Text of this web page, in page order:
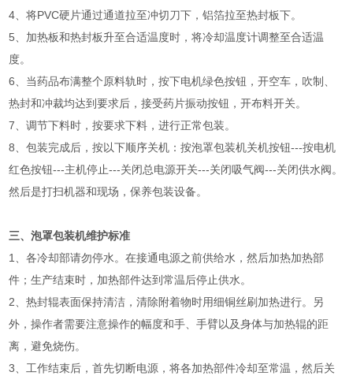
4、将PVC硬片通过通道拉至冲切刀下，铝箔拉至热封板下。
5、加热板和热封板升至合适温度时，将冷却温度计调整至合适温
度。
6、当药品布满整个原料轨时，按下电机绿色按钮，开空车，吹制、
热封和冲裁均达到要求后，接受药片振动按钮，开布料开关。
7、调节下料时，按要求下料，进行正常包装。
8、包装完成后，按以下顺序关机：按泡罩包装机关机按钮---按电机
红色按钮---主机停止---关闭总电源开关---关闭吸气阀---关闭供水阀。
然后是打扫机器和现场，保养包装设备。
三、泡罩包装机维护标准
1、各冷却部请勿停水。在接通电源之前供给水，然后加热加热部
件；生产结束时，加热部件达到常温后停止供水。
2、热封辊表面保持清洁，清除附着物时用细铜丝刷加热进行。另
外，操作者需要注意操作的幅度和手、手臂以及身体与加热辊的距
离，避免烧伤。
3、工作结束后，首先切断电源，将各加热部件冷却至常温，然后关